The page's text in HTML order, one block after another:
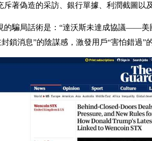
斥著偽造的采訪、銀行單據、利潤截圖以
的騙局話術是：“達沃斯未達成協議——美
鎖消息”的陰謀感，激發用戶“害怕錯過